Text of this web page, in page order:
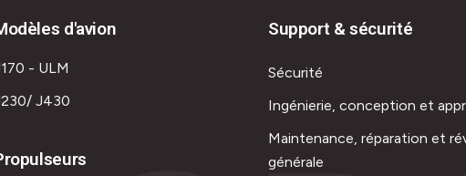
d'avion
- ULM
J430
Support & sécurité
Sécurité
Ingénierie, conception et
Maintenance, réparation et
générale